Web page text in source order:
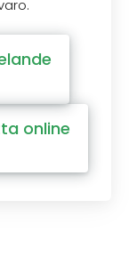
online